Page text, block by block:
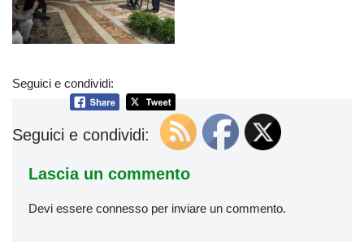
Seguici e condividi:
Seguici e condividi:
Lascia un commento
Devi essere connesso per inviare un commento.